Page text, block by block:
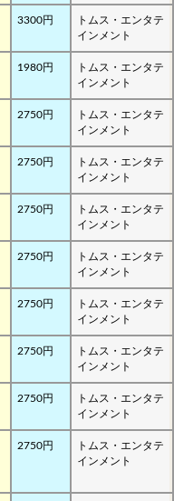
3300円
トムス・エンタテ
インメント
1980円
トムス・エンタテ
インメント
2750円
トムス・エンタテ
インメント
2750円
トムス・エンタテ
インメント
2750円
トムス・エンタテ
インメント
2750円
トムス・エンタテ
インメント
2750円
トムス・エンタテ
インメント
2750円
トムス・エンタテ
インメント
2750円
トムス・エンタテ
インメント
2750円
トムス・エンタテ
インメント